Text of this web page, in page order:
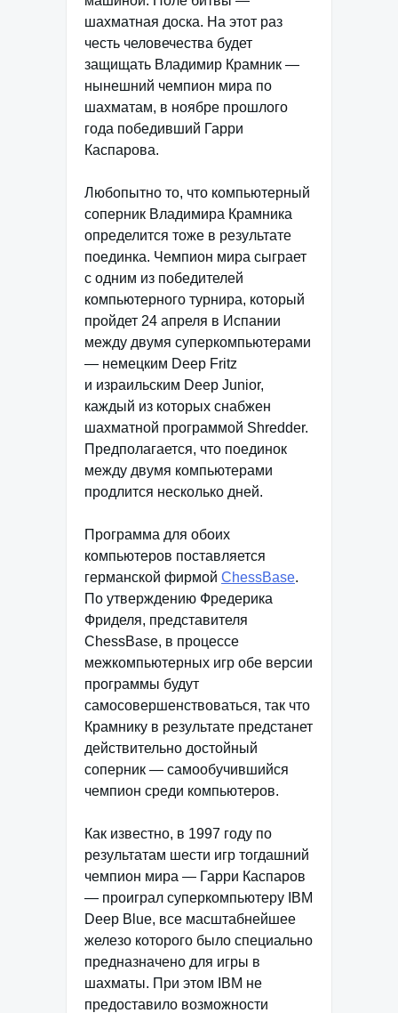
шахматная доска. На этот раз
честь человечества будет
защищать Владимир Крамник —
нынешний чемпион мира по
шахматам, в ноябре прошлого
года победивший Гарри
Каспарова.
Любопытно то, что компьютерный
соперник Владимира Крамника
определится тоже в результате
поединка. Чемпион мира сыграет
с одним из победителей
компьютерного турнира, который
пройдет 24 апреля в Испании
между двумя суперкомпьютерами
— немецким Deep Fritz
и израильским Deep Junior,
каждый из которых снабжен
шахматной программой Shredder.
Предполагается, что поединок
между двумя компьютерами
продлится несколько дней.
Программа для обоих
компьютеров поставляется
германской фирмой ChessBase.
По утверждению Фредерика
Фриделя, представителя
ChessBase, в процессе
межкомпьютерных игр обе версии
программы будут
самосовершенствоваться, так что
Крамнику в результате предстанет
действительно достойный
соперник — самообучившийся
чемпион среди компьютеров.
Как известно, в 1997 году по
результатам шести игр тогдашний
чемпион мира — Гарри Каспаров
— проиграл суперкомпьютеру IBM
Deep Blue, все масштабнейшее
железо которого было специально
предназначено для игры в
шахматы. При этом IBM не
предоставило возможности